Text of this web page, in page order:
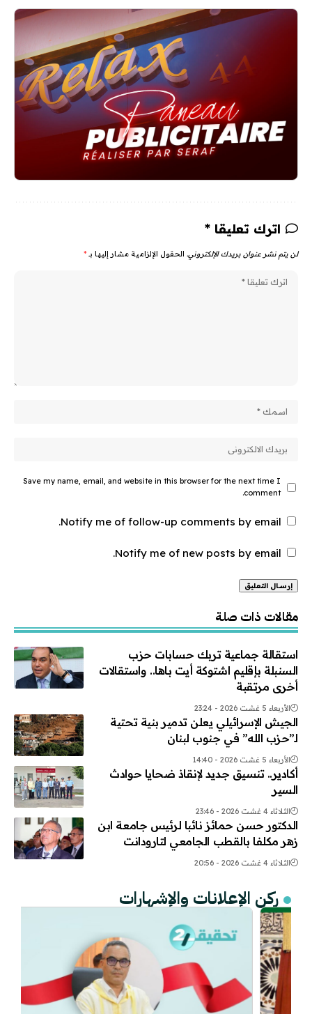
اترك تعليقا *
لن يتم نشر عنوان بريدك الإلكتروني. الحقول الإلزامية مشار إليها بـ *
Save my name, email, and website in this browser for the next time I
comment.
Notify me of follow-up comments by email.
Notify me of new posts by email.
مقالات ذات صلة
استقالة جماعية تربك حسابات حزب
السنبلة بإقليم اشتوكة أيت باها.. واستقالات
أخرى مرتقبة
الأربعاء 5 غشت 2026 - 23:24
الجيش الإسرائيلي يعلن تدمير بنية تحتية
لـ”حزب الله” في جنوب لبنان
الأربعاء 5 غشت 2026 - 14:40
أكادير.. تنسيق جديد لإنقاذ ضحايا حوادث
السير
الثلاثاء 4 غشت 2026 - 23:46
الدكتور حسن حمائز نائبا لرئيس جامعة ابن
زهر مكلفا بالقطب الجامعي لتارودانت
الثلاثاء 4 غشت 2026 - 20:56
ركن الإعلانات والإشهارات